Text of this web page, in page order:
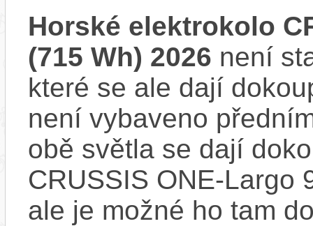
Horské elektrokolo
(715 Wh) 2026 není
které se ale dají
není vybaveno
obě světla se dají
CRUSSIS ONE-Largo
ale je možné ho tam